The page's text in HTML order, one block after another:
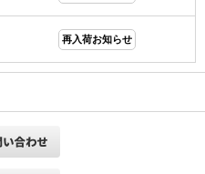
再入荷お知らせ